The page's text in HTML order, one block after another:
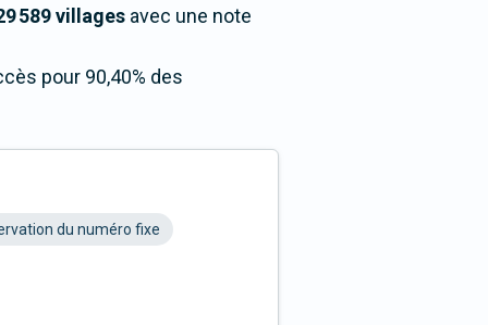
589 villages avec une note
pour 90,40% des
du numéro fixe